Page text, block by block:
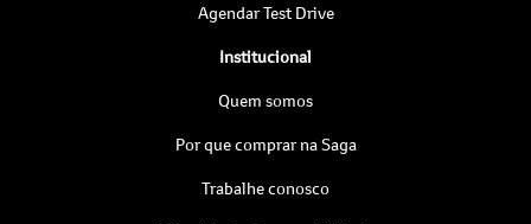
Agendar Test Drive
Institucional
Quem somos
Por que comprar na Saga
Trabalhe conosco